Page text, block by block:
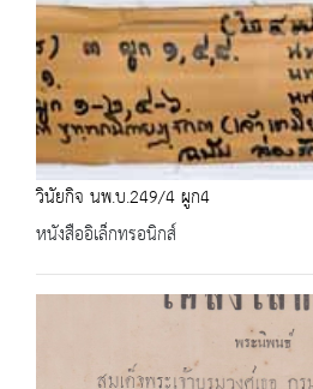
วินัยกิจ นพ.บ.249/4 ผูก4
หนังสืออิเล็กทรอนิกส์